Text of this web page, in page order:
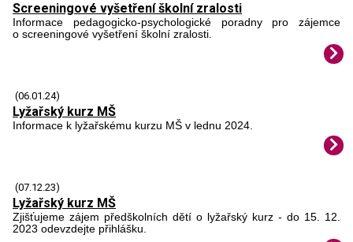
Screeningové vyšetření školní zralosti
Informace pedagogicko-psychologické poradny pro zájemce
o screeningové vyšetření školní zralosti.
(06.01.24)
Lyžařský kurz MŠ
Informace k lyžařskému kurzu MŠ v lednu 2024.
(07.12.23)
Lyžařský kurz MŠ
Zjišťujeme zájem předškolních dětí o lyžařský kurz - do 15. 12.
2023 odevzdejte přihlášku.